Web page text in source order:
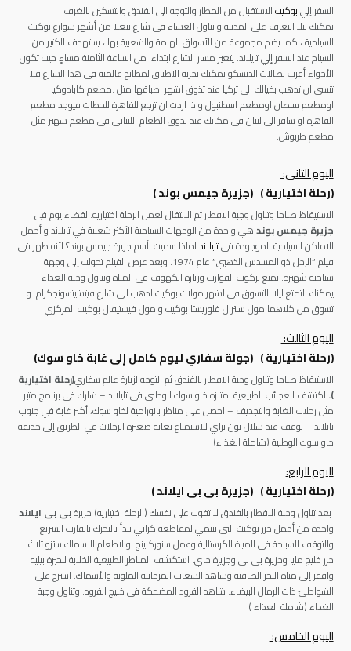
السفر إليبوكيتالاستقبال من المطار والتوجه الى الفندق والتسكين بالغرف
يمكنك ليلا التعرف على المدينة و تناول العشاء فى شارع بنغلا من أشهر شوارع بوكيت
السياحية ، كما يضم مجموعة من الأسواق الهامة والشعبية بها ، يستهدف الكثير من
السياح عند السفر إلي تايلاند. يتغير مسار الشارع ابتداءا من الساعة الثامنة مساءٍ حيث تكون
الأجواء أقرب لصالات الديسكو يمكنك تجربة الاطباق لمطابخ عالمية فى هذا الشارع فلا
تنسى ان تذهب بخيالك الى تركيا عند تذوق اشهر اطباقها مثل :مطعم كابادوكيا
اومطعم سلطان اومطعم اسطنبول واذا اردت ان ترجع للقاهرة للحظات فيوجد مطعم
القاهرة او سافر الى لبنان فى مكانك عند تذوق الطعام اللبنانى فى مطعم شهير مثل
مطعم طربوش.
اليوم الثانى:
(رحلة اختيارية ) (جزيرة جيمس بوند )
الاستيقاظ صباحا وتناول وجبة الافطار ثم الانتقال لعمل الرحلة اختياريه. لقضاء يوم فى
جزيرة جيمس بوندهي واحدة من الوجهات السياحية الأكثر شعبية في تايلاندو أجمل
الاماكن السياحية الموجودة فيتايلاندلماذا سميت بأسم جزيرة جيمس بوند؟ لأنه ظهر في
فيلم “الرجل ذو المسدس الذهبي” عام 1974. وبعد عرض الفيلم تحولت إلى وجهة
سياحية شهيرة. تمتع بركوب القوارب وزيارة الكهوف فى المياه وتناول وجبة الغداء
يمكنك التمتع ليلا بالتسوق فى اشهر مولات بوكيت اذهب الى شارعفيتشيتسونجكرام و
تسوق من كلاهما مولسنترال فلوريستا بوكيت و مول فيستيفال بوكيت المركزي
اليوم الثالث:
(رحلة اختيارية ) (جولة سفاري ليوم كامل إلى غابة خاو سوك)
الاستيقاظ صباحا وتناول وجبة الافطار بالفندق ثم التوجه لزيارة عالم سفاري(رحلة اختيارية
). اكتشف العجائب الطبيعية لمتنزه خاو سوك الوطني في تايلاند– شارك في برنامج مثير
مثل رحلات الغابة والتجديف – احصل على مناظر بانورامية لخاو سوك، أكبر غابة في جنوب
تايلاند – توقف عند شلال تون براي للاستمتاع بغابة صغيرة الرحلات في الطريق إلى حديقة
خاو سوك الوطنية (شاملة الغذاء)
اليوم الرابع:
(رحلة اختيارية ) (جزيرة بى بى ايلاند )
بعد تناول وجبة الافطار بالفندق لا تفوت على نفسك (الرحلة اختياريه) جزيرةبى بى ايلاند
واحدة من أجمل جزر بوكيت التى تنتمي لمقاطعة كرابي تبدأ بالتحرك بالقارب السريع
والتوقف للسباحة فى المياة الكرستالية وعمل سنوركلينج او لاطعام الاسماك ستزو ثلاث
جزرخليج مايا وجزيرة بى بى وجزيرة خاي. استكشف المناظر الطبيعية الخلابة لبحيرة بيليه
واقفز إلى مياه البحر الصافية وشاهد الشعاب المرجانية الملونة والأسماك. استرخ على
الشواطئ ذات الرمال البيضاء. شاهد القرود المضحكة في خليج القرود. وتناول وجبة
الغداء (شاملة الغذاء )
اليوم الخامس: